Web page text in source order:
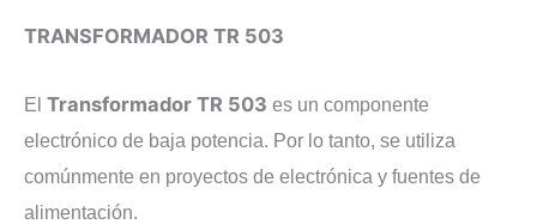
TRANSFORMADOR TR 503
El Transformador TR 503 es un componente
electrónico de baja potencia. Por lo tanto, se utiliza
comúnmente en proyectos de electrónica y fuentes de
alimentación.